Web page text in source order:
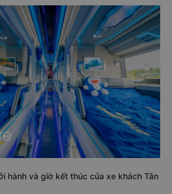
hành và giờ kết thúc của xe khách Tân